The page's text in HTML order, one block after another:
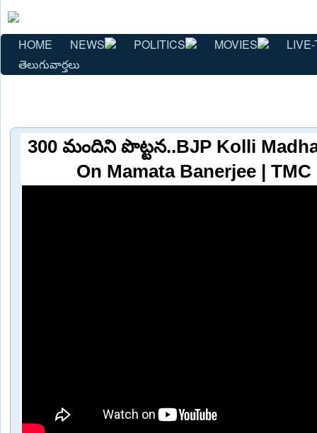
HOME NEWS POLITICS MOVIES
తెలుగువార్తలు
300 మందిని పొట్టన..BJP Kolli
On Mamata Banerjee | TMC